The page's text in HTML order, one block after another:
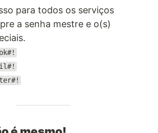
para todos os serviços
a senha mestre e o(s)